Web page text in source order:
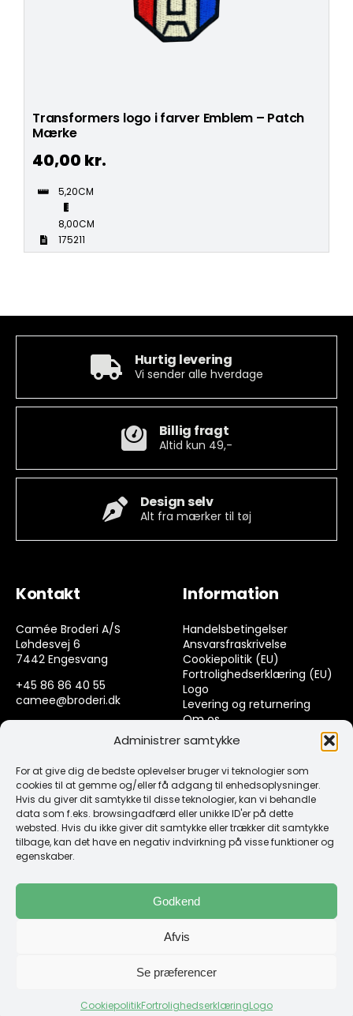
Administrer samtykke
For at give dig de bedste oplevelser bruger vi teknologier som
cookies til at gemme og/eller få adgang til enhedsoplysninger.
Hvis du giver dit samtykke til disse teknologier, kan vi behandle
data som f.eks. browsingadfærd eller unikke ID'er på dette
websted. Hvis du ikke giver dit samtykke eller trækker dit samtykke
tilbage, kan det have en negativ indvirkning på visse funktioner og
egenskaber.
Godkend
Afvis
Se præferencer
CookiepolitikFortrolighedserklæringLogo
Transformers logo i farver Emblem – Patch
Mærke
40,00 kr.
5,20CM
8,00CM
175211
Hurtig levering
Vi sender alle hverdage
Billig fragt
Altid kun 49,-
Design selv
Alt fra mærker til tøj
Kontakt
Camée Broderi A/S
Løhdesvej 6
7442 Engesvang
+45 86 86 40 55
camee@broderi.dk
Information
Handelsbetingelser
Ansvarsfraskrivelse
Cookiepolitik (EU)
Fortrolighedserklæring (EU)
Logo
Levering og returnering
Om os
Kontakt
Links
Spørgsmål & Svar
Tråd
Design selv guide
Konto
Log ind
Copyright 1987 -2026 Camée Broderi | Web by GoGrafix